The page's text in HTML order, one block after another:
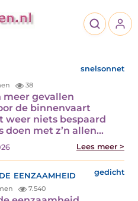
snelsonnet
38
meer gevallen
de binnenvaart
weer niets bespaard
doen met z’n allen…
Lees meer >
eenzaamheid gedicht
7.540